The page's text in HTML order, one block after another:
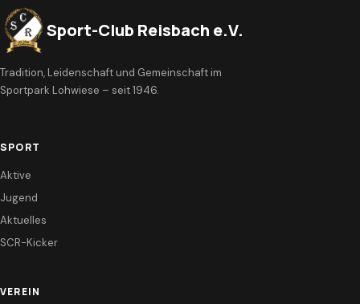
Sport-Club Reisbach e.V.
Tradition, Leidenschaft und Gemeinschaft im
Sportpark Lohwiese – seit 1946.
SPORT
Aktive
Jugend
Aktuelles
SCR-Kicker
VEREIN